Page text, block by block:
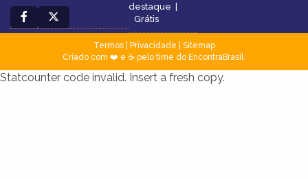
destaque |
Grátis
Termos| Privacidade
Sitemap
Criado com ❤️ e ☕ pelo time do EncontraBrasil
Statcounter code invalid. Insert a fresh copy.